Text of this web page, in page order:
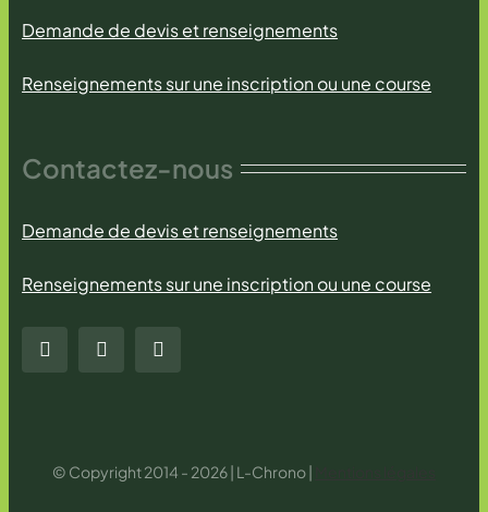
Demande de devis et renseignements
Renseignements sur une inscription ou une course
Contactez-nous
Demande de devis et renseignements
Renseignements sur une inscription ou une course
© Copyright 2014 - 2026 | L-Chrono |